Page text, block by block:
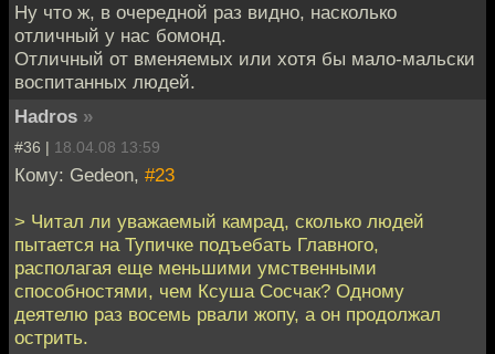
Ну что ж, в очередной раз видно, насколько
отличный у нас бомонд.
Отличный от вменяемых или хотя бы мало-мальски
воспитанных людей.
Hadros »
#36 | 18.04.08 13:59
Кому: Gedeon, #23
> Читал ли уважаемый камрад, сколько людей
пытается на Тупичке подъебать Главного,
располагая еще меньшими умственными
способностями, чем Ксуша Сосчак? Одному
деятелю раз восемь рвали жопу, а он продолжал
острить.